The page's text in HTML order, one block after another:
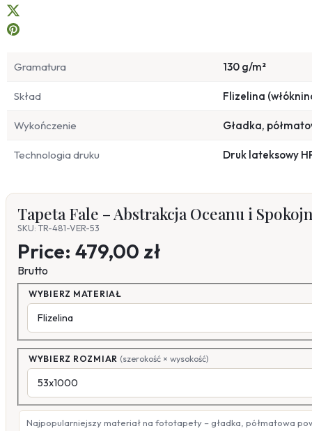
Gramatura 130 g/m²
Skład Flizelina
Wykończenie Gładka,
Technologia druku Druk lateksowy
Tapeta Fale – Abstrakcja Oceanu i
SKU: TR-481-VER-53
Price: 479,00 zł
Brutto
WYBIERZ MATERIAŁ
WYBIERZ ROZMIAR (szerokość × wysokość)
Najpopularniejszy materiał na fototapety – gładka, półmatowa